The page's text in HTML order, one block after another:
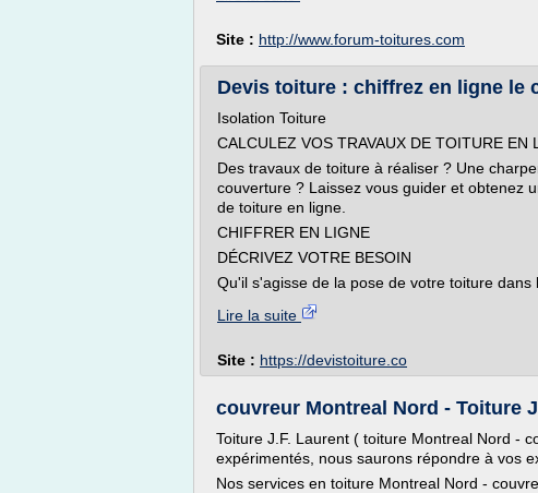
Site : http://www.forum-toitures.com
Devis toiture : chiffrez en ligne le
Isolation Toiture
CALCULEZ VOS TRAVAUX DE TOITURE EN
Des travaux de toiture à réaliser ? Une
couverture ? Laissez vous guider et obtenez
de toiture en ligne.
CHIFFRER EN LIGNE
DÉCRIVEZ VOTRE BESOIN
Qu'il s'agisse de la pose de votre toiture dans
Lire la suite
Site : https://devistoiture.co
couvreur Montreal Nord - Toiture
Toiture J.F. Laurent ( toiture Montreal Nord -
expérimentés, nous saurons répondre à vos
Nos services en toiture Montreal Nord -